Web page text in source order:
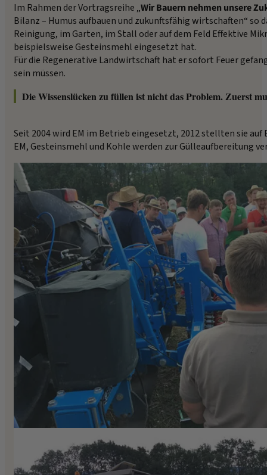
Im Rahmen der Vortragsreihe „Wir Bauern nehmen unsere
Bilanz – Humus aufbauen und zukunftsfähig wirtschaften“ so
Reinigung, im Garten, im Stall oder auf dem Feld Effektive
beispielsweise Gesteinsmehl eingesetzt hat.
Für die Regenerative Landwirtschaft hat er sofort Feuer
sein müssen.
Die Wissenslücken zu füllen ist nicht das Problem. Zuerst
Seit 2004 wird EM im Betrieb eingesetzt, 2012 stellten sie
EM, Gesteinsmehl und Kohle werden zur Gülleaufbereitung